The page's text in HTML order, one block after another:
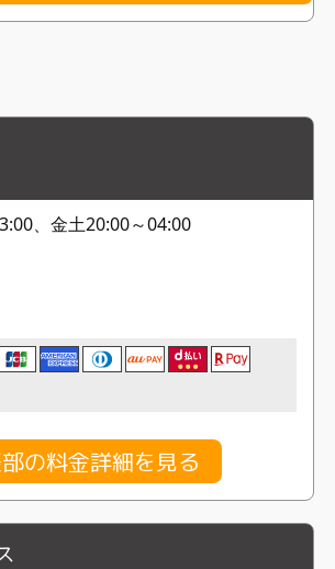
、金土20:00～04:00
の料金詳細を見る